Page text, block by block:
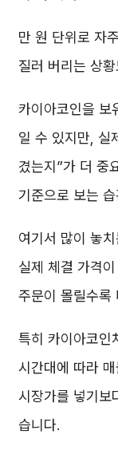
만 원 단위로 자
질러 버리는 상
카이아코인을 보
일 수 있지만, 실
겼는지”가 더 중
기준으로 보는
여기서 많이 놓
실제 체결 가격
주문이 몰릴수록
특히 카이아코인
시간대에 따라
시장가를 넣기보
습니다.